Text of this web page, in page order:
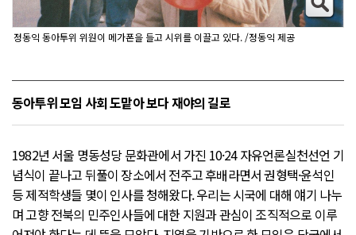
정동익 동아투위 위원이 메가폰을 들고 시위를 이끌고 있다. /정동익 제공
동아투위 모임 사회 도맡아 보다 재야의 길로
1982년 서울 명동성당 문화관에서 가진 10·24 자유언론실천선언 기
념식이 끝나고 뒤풀이 장소에서 전주고 후배라면서 권형택·윤석인
등 제적학생들 몇이 인사를 청해왔다. 우리는 시국에 대해 얘기 나누
며 고향 전북의 민주인사들에 대한 지원과 관심이 조직적으로 이루